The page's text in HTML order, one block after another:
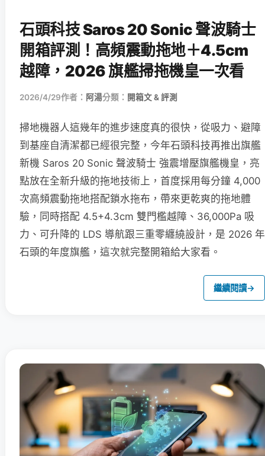
石頭科技 Saros 20 Sonic 聲波騎士
開箱評測！高頻震動拖地＋4.5cm
越障，2026 旗艦掃拖機皇一次看
2026/4/29作者： 阿湯分類： 開箱文 & 評測
掃地機器人這幾年的進步速度真的很快，從吸力、避障
到基座自清潔都已經很完整，今年石頭科技再推出旗艦
新機 Saros 20 Sonic 聲波騎士 強震增壓旗艦機皇，亮
點放在全新升級的拖地技術上，首度採用每分鐘 4,000
次高頻震動拖地搭配鎖水拖布，帶來更乾爽的拖地體
驗，同時搭配 4.5+4.3cm 雙門檻越障、36,000Pa 吸
力、可升降的 LDS 導航跟三重零纏繞設計，是 2026 年
石頭的年度旗艦，這次就完整開箱給大家看。
繼續閱讀→